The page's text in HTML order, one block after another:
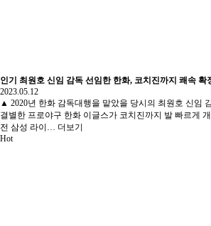
인기 최원호 신임 감독 선임한 한화, 코치진까지 쾌속 확
2023.05.12
▲ 2020년 한화 감독대행을 맡았을 당시의 최원호 신임
결별한 프로야구 한화 이글스가 코치진까지 발 빠르게
전 삼성 라이… 더보기
Hot